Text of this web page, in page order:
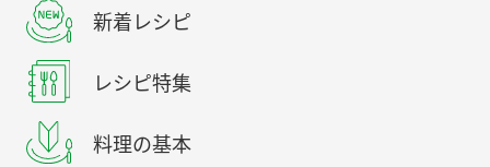
新着レシピ
レシピ特集
料理の基本